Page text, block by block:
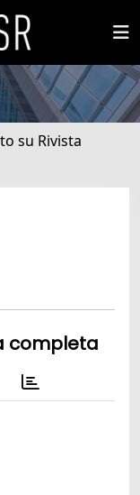
su Rivista
completa